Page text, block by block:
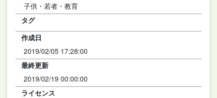
子供・若者・教育
タグ
作成日
2019/02/05 17:28:00
最終更新
2019/02/19 00:00:00
ライセンス